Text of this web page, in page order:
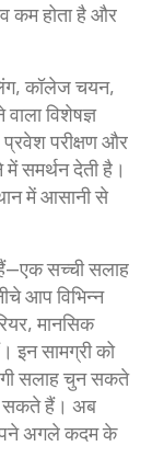
कम होता है और
,कॉलेज चयन,
विशेषज्ञ
परीक्षण और
समर्थन देती है।
में आसानी से
सच्ची सलाह
आप विभिन्न
मानसिक
सामग्री को
सलाह चुन सकते
सकते हैं। अब
अगले कदम के